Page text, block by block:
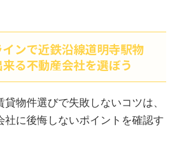
ンで近鉄沿線道明寺駅物
る不動産会社を選ぼう
物件選びで失敗しないコツは、
社に後悔しないポイントを確認す